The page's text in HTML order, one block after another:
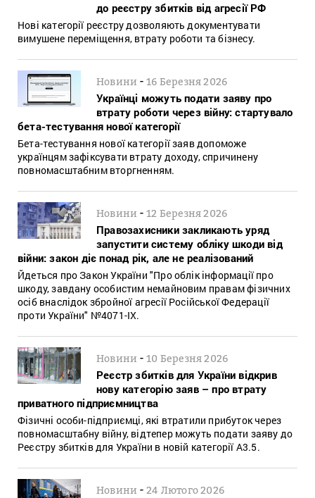
до реєстру збитків від агресії РФ
Нові категорії реєстру дозволяють документувати
вимушене переміщення, втрату роботи та бізнесу.
Новини -16 Березня 2026
Українці можуть подати заяву про
втрату роботи через війну: стартувало
бета-тестування нової категорії
Бета-тестування нової категорії заяв допоможе
українцям зафіксувати втрату доходу, спричинену
повномасштабним вторгненням.
Новини -12 Березня 2026
Правозахисники закликають уряд
запустити систему обліку шкоди від
війни: закон діє понад рік, але не реалізований
Йдеться про Закон України "Про облік інформації про
шкоду, завдану особистим немайновим правам фізичних
осіб внаслідок збройної агресії Російської Федерації
проти України" №4071-ІХ.
Новини -10 Березня 2026
Реєстр збитків для України відкрив
нову категорію заяв – про втрату
приватного підприємництва
Фізичні особи-підприємці, які втратили прибуток через
повномасштабну війну, відтепер можуть подати заяву до
Реєстру збитків для України в новій категорії A3.5.
Новини -24 Лютого 2026